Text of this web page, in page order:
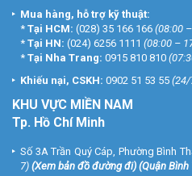
Mua hàng, hỗ trợ kỹ thuật:
* Tại HCM: (028) 35 166 166 (08:00
* Tại HN: (024) 6256 1111 (08:00 –
* Tại Nha Trang: 0915 810 810
Khiếu nại, CSKH: 0902 51 53 55 (24/
KHU VỰC MIỀN NAM
Tp. Hồ Chí Minh
Số 3A Trần Quý Cáp, Phường Bình
7) (Xem bản đồ đường đi) (Quận